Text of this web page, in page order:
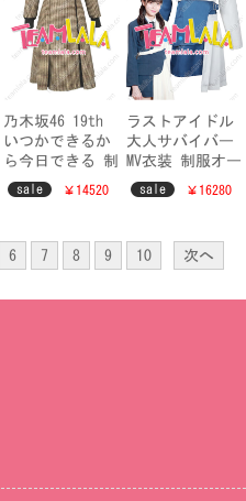
乃木坂46 19th
いつかできるか
ら今日できる 制
服 乃木坂工事中
19thシングル 衣
ピース
sale ￥14520
ラストアイドル
大人サバイバー
MV衣装 制服オー
ダーメイド LAST
IDOL 6th Mステ
sale ￥16280
6 7 8 9 10 次へ